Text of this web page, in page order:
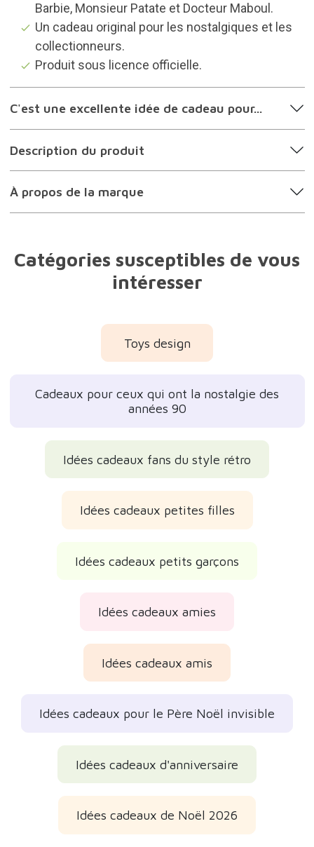
Barbie, Monsieur Patate et Docteur Maboul.
Un cadeau original pour les nostalgiques et les
collectionneurs.
Produit sous licence officielle.
C'est une excellente idée de cadeau pour...
Description du produit
À propos de la marque
Catégories susceptibles de vous
intéresser
Toys design
Cadeaux pour ceux qui ont la nostalgie des
années 90
Idées cadeaux fans du style rétro
Idées cadeaux petites filles
Idées cadeaux petits garçons
Idées cadeaux amies
Idées cadeaux amis
Idées cadeaux pour le Père Noël invisible
Idées cadeaux d'anniversaire
Idées cadeaux de Noël 2026